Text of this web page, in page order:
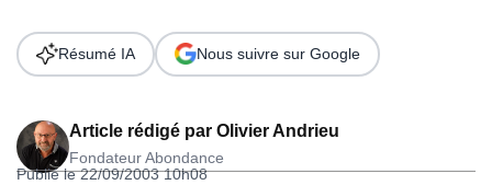
Article rédigé par Olivier Andrieu
Fondateur Abondance
Publié le 22/09/2003 10h08
Résumé IA Nous suivre sur Google